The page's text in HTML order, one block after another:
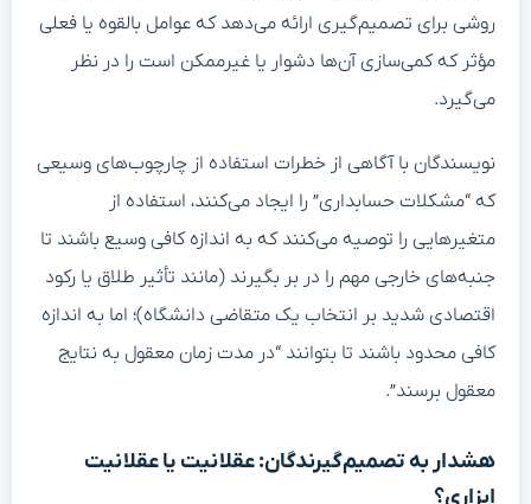
روشی برای تصمیم‌گیری ارائه می‌دهد که عوامل بالقوه یا فعلی
مؤثر که کمی‌سازی آن‌ها دشوار یا غیرممکن است را در نظر
می‌گیرد.
نویسندگان با آگاهی از خطرات استفاده از چارچوب‌های وسیعی
که “مشکلات حسابداری” را ایجاد می‌کنند، استفاده از
متغیرهایی را توصیه می‌کنند که به اندازه کافی وسیع باشند تا
جنبه‌های خارجی مهم را در بر بگیرند (مانند تأثیر طلاق یا رکود
اقتصادی شدید بر انتخاب یک متقاضی دانشگاه)؛ اما به اندازه
کافی محدود باشند تا بتوانند “در مدت زمان معقول به نتایج
معقول برسند”.
هشدار به تصمیم‌گیرندگان: عقلانیت یا عقلانیت
ابزاری؟